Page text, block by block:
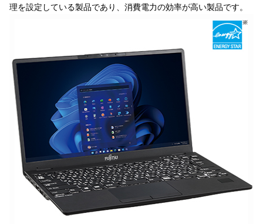
理を設定している製品であり、消費電力の効率が高い製品です。